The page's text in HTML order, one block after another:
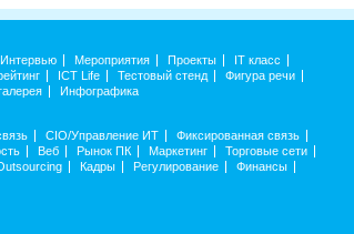
Интервью Мероприятия Проекты
IT класс
ICT Life Тестовый стенд
Фигура речи
Инфографика
CIO/Управление ИТ
Фиксированная связь
Веб Рынок ПК Маркетинг
Торговые сети
Кадры Регулирование
Финансы